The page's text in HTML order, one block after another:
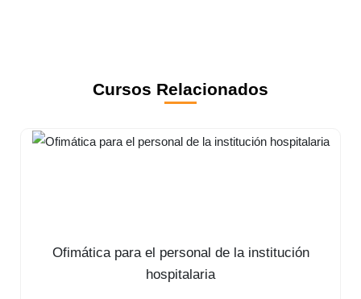
Cursos Relacionados
Ofimática para el personal de la institución
hospitalaria